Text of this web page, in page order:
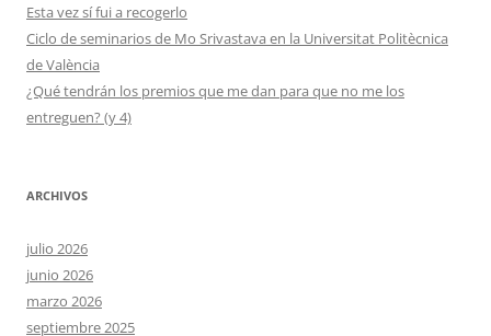
Esta vez sí fui a recogerlo
Ciclo de seminarios de Mo Srivastava en la Universitat Politècnica
de València
¿Qué tendrán los premios que me dan para que no me los
entreguen? (y 4)
ARCHIVOS
julio 2026
junio 2026
marzo 2026
septiembre 2025